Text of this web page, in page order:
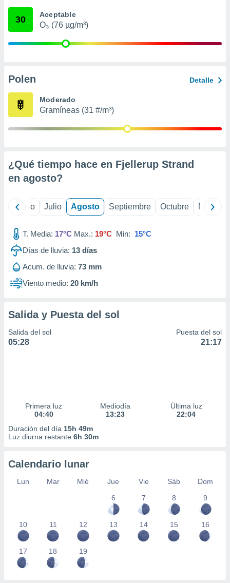
mediante
publicidad
de
30 Aceptable
O₃ (76 µg/m³)
Polen Detalle
Moderado
Gramíneas (31 #/m³)
¿Qué tiempo hace en Fjellerup Strand
en agosto?
Junio Julio Agosto Septiembre Octubre
T. Media: 17°C Max.: 19°C Min: 15°C
Días de lluvia: 13 días
Acum. de lluvia: 73 mm
Viento medio: 20 km/h
Salida y Puesta del sol
Salida del sol
05:28
Puesta del sol
21:17
Primera luz
04:40
Mediodía
13:23
Última luz
22:04
Duración del día 15h 49m
Luz diurna restante 6h 30m
Calendario lunar
Lun Mar Mié Jue Vie Sáb
Dom
6
7 8 9
10 11 12 13 14 15 16
17 18 19